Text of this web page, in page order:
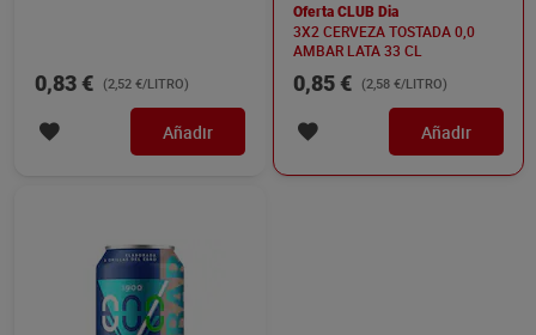
0,83 € (2,52 €/LITRO)
Añadir
Oferta CLUB Dia
3X2 CERVEZA TOSTADA 0,0
AMBAR LATA 33 CL
0,85 € (2,58 €/LITRO)
Añadir